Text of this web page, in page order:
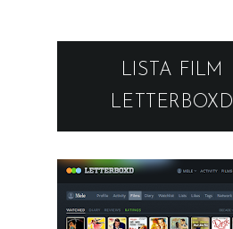
LISTA FILM
LETTERBOXD